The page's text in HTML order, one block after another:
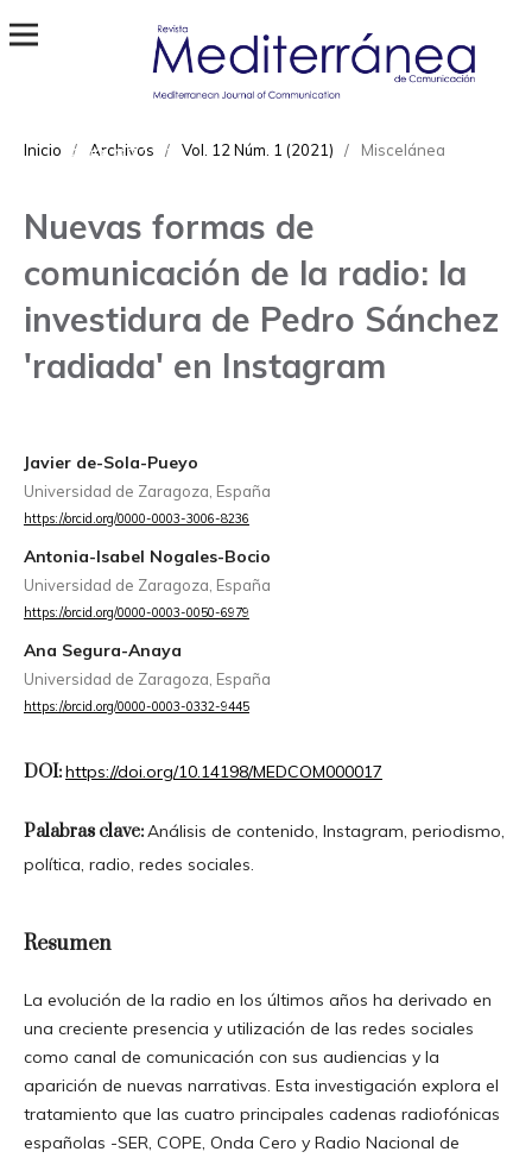
1989-872X
Inicio / Archivos / Vol. 12 Núm. 1 (2021) / Miscelánea
Nuevas formas de
comunicación de la radio: la
investidura de Pedro Sánchez
'radiada' en Instagram
Javier de-Sola-Pueyo
Universidad de Zaragoza, España
https://orcid.org/0000-0003-3006-8236
Antonia-Isabel Nogales-Bocio
Universidad de Zaragoza, España
https://orcid.org/0000-0003-0050-6979
Ana Segura-Anaya
Universidad de Zaragoza, España
https://orcid.org/0000-0003-0332-9445
DOI:https://doi.org/10.14198/MEDCOM000017
Palabras clave:Análisis de contenido, Instagram, periodismo,
política, radio, redes sociales.
Resumen
La evolución de la radio en los últimos años ha derivado en
una creciente presencia y utilización de las redes sociales
como canal de comunicación con sus audiencias y la
aparición de nuevas narrativas. Esta investigación explora el
tratamiento que las cuatro principales cadenas radiofónicas
españolas -SER, COPE, Onda Cero y Radio Nacional de